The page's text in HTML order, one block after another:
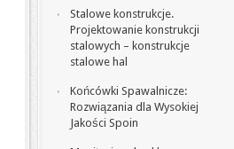
Stalowe konstrukcje.
Projektowanie konstrukcji
stalowych – konstrukcje
stalowe hal
Końcówki Spawalnicze:
Rozwiązania dla Wysokiej
Jakości Spoin